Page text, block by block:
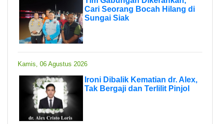
Cari Seorang Bocah Hilang di
Sungai Siak
Kamis, 06 Agustus 2026
Ironi Dibalik Kematian dr. Alex,
Tak Bergaji dan Terlilit Pinjol